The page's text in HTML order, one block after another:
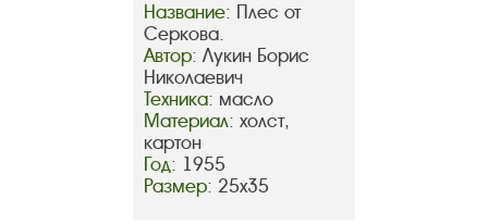
Название: Плес от
Серкова.
Автор: Лукин Борис
Николаевич
Техника: масло
Материал: холст,
картон
Год: 1955
Размер: 25х35